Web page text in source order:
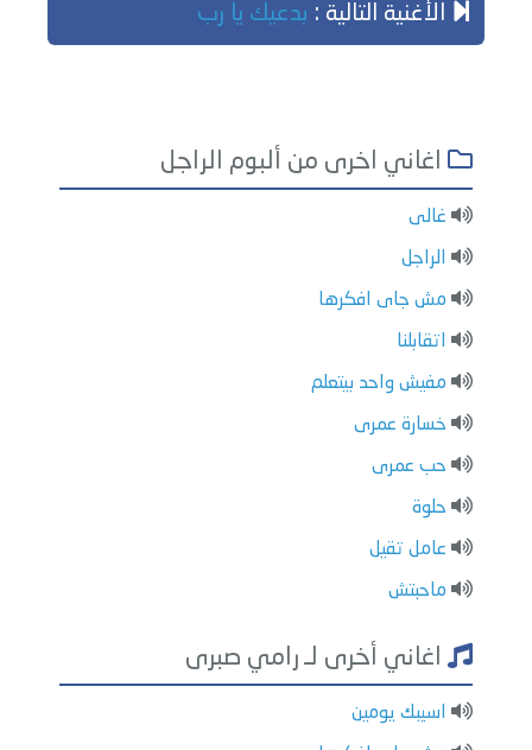
الأغنية التالية : بدعيك يا رب
اغاني اخرى من ألبوم الراجل
غالى
الراجل
مش جاى افكرها
اتقابلنا
مفيش واحد بيتعلم
خسارة عمرى
حب عمرى
حلوة
عامل تقيل
ماحبتش
اغاني أخرى لـ رامي صبرى
اسيبك يومين